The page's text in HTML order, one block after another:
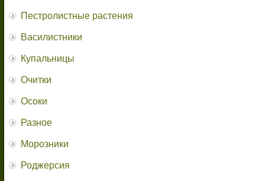
Пестролистные растения
Василистники
Купальницы
Очитки
Осоки
Разное
Морозники
Роджерсия